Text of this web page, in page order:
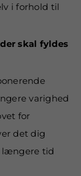
i forhold til
skal fyldes
varighed
for
det dig
længere tid